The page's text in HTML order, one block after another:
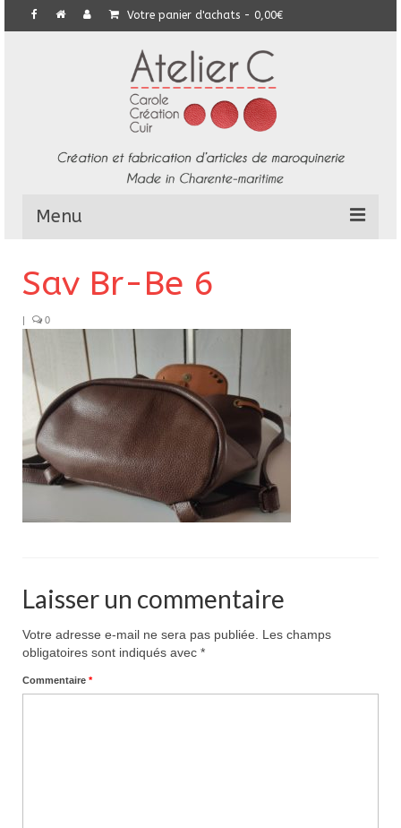
Votre panier d'achats - 0,00€
Menu
Commandes particulières
E-Boutique
Pour acheter
Contact
Sav Br-Be 6
| 0
Laisser un commentaire
Votre adresse e-mail ne sera pas publiée.
Les champs
obligatoires sont indiqués avec *
Commentaire *